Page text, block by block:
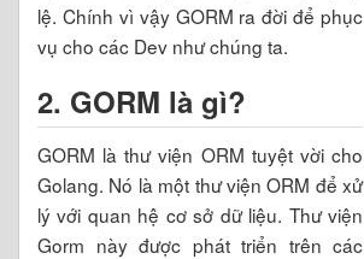
lệ. Chính vì vậy GORM ra đời để phục
vụ cho các Dev như chúng ta.
2. GORM là gì?
GORM là thư viện ORM tuyệt vời cho
Golang. Nó là một thư viện ORM để xử
lý với quan hệ cơ sở dữ liệu. Thư viện
Gorm này được phát triển trên các